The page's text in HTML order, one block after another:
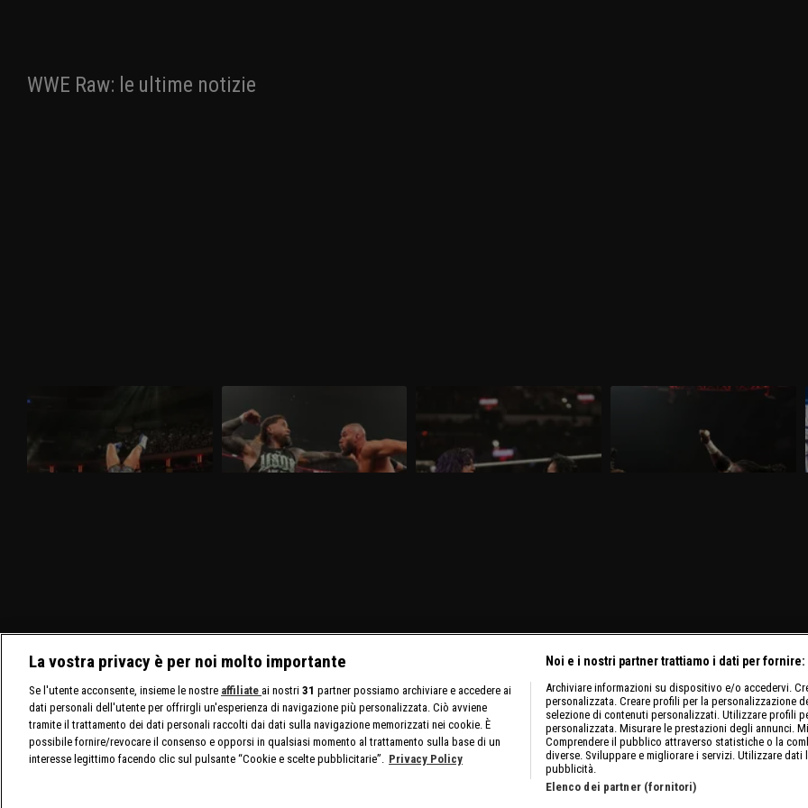
WWE Raw: le ultime notizie
WWE Raw 30 marzo 2026: nel
Nella puntata di Raw del 30 marzo,
visibile su discovery+, al Madison Square
Garden ci sono in palio i titoli tag team
maschili e femminili. Nuovo confronto fra
visionari sfidano gli Usos
Nella puntata di Raw del 23 marzo,
visibile su discovery+, gli Usos
affrontano Logan Paul e Austin Theory.
Sarà presente nuovamente Brock Lesnar.
WWE Raw 16 marzo 2026: prima
difesa per AJ Lee
Nella puntata di Raw del 16 marzo,
visibile su discovery+, AJ Lee mette in
palio il Titolo Intercontinentale contro
Bayley. E' annunciata la presenza di
WWE Raw 9 marzo 2026: sfida tra
Nella puntata di Raw del 9 marzo, visibile
su discovery+, si affrontano Oba Femi e
Rusev. Gauntlet Match per sfidare AJ Lee
per il Titolo Intercontinentale.
La vostra privacy è per noi molto importante
Se l'utente acconsente, insieme le nostre affiliate ai nostri 31 partner possiamo archiviare e accedere ai
dati personali dell'utente per offrirgli un'esperienza di navigazione più personalizzata. Ciò avviene
tramite il trattamento dei dati personali raccolti dai dati sulla navigazione memorizzati nei cookie. È
possibile fornire/revocare il consenso e opporsi in qualsiasi momento al trattamento sulla base di un
interesse legittimo facendo clic sul pulsante “Cookie e scelte pubblicitarie”. Privacy Policy
Noi e i nostri partner trattiamo i dati per fornire:
Archiviare informazioni su dispositivo e/o accedervi.
personalizzata. Creare profili per la personalizzazione
selezione di contenuti personalizzati. Utilizzare profili
personalizzata. Misurare le prestazioni degli annunci.
Comprendere il pubblico attraverso statistiche o la
diverse. Sviluppare e migliorare i servizi. Utilizzare dati
pubblicità.
Elenco dei partner (fornitori)